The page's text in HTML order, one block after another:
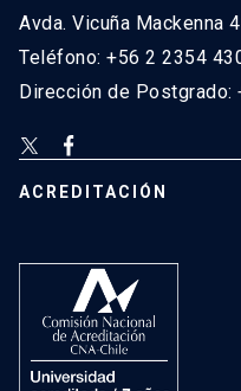
Avda. Vicuña Mackenna
Teléfono: +56 2 2354
Dirección de Postgrado:
ACREDITACIÓN